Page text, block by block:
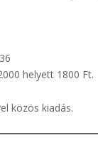
helyett 1800 Ft.
közös kiadás.